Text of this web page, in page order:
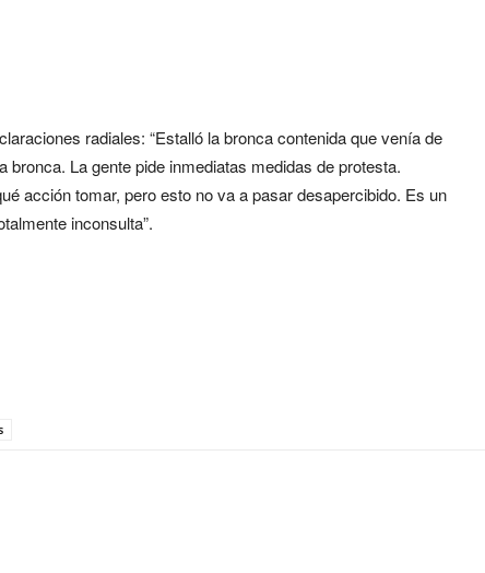
radiales: “Estalló la bronca contenida que venía de
La gente pide inmediatas medidas de protesta.
acción tomar, pero esto no va a pasar desapercibido. Es un
inconsulta”.